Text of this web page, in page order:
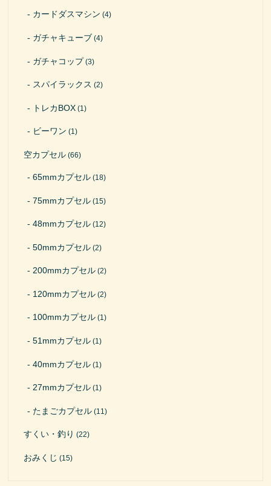
カードダスマシン (4)
ガチャキューブ (4)
ガチャコップ(3)
スパイラックス (2)
トレカBOX (1)
ビーワン (1)
空カプセル (66)
65mmカプセル (18)
75mmカプセル (15)
48mmカプセル (12)
50mmカプセル (2)
200mmカプセル (2)
120mmカプセル (2)
100mmカプセル (1)
51mmカプセル (1)
40mmカプセル (1)
27mmカプセル (1)
たまごカプセル (11)
すくい・釣り (22)
おみくじ (15)